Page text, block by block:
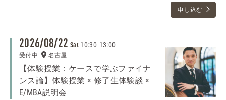
申し込む
2026/08/22 Sat 10:30-13:00
受付中 名古屋
【体験授業：ケースで学ぶファイナ
ンス論】体験授業 × 修了生体験談 ×
E/MBA説明会